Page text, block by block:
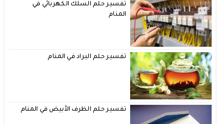
تفسير حلم السلك الكهربائي في
المنام
تفسير حلم البراد في المنام
تفسير حلم الظرف الأبيض في المنام